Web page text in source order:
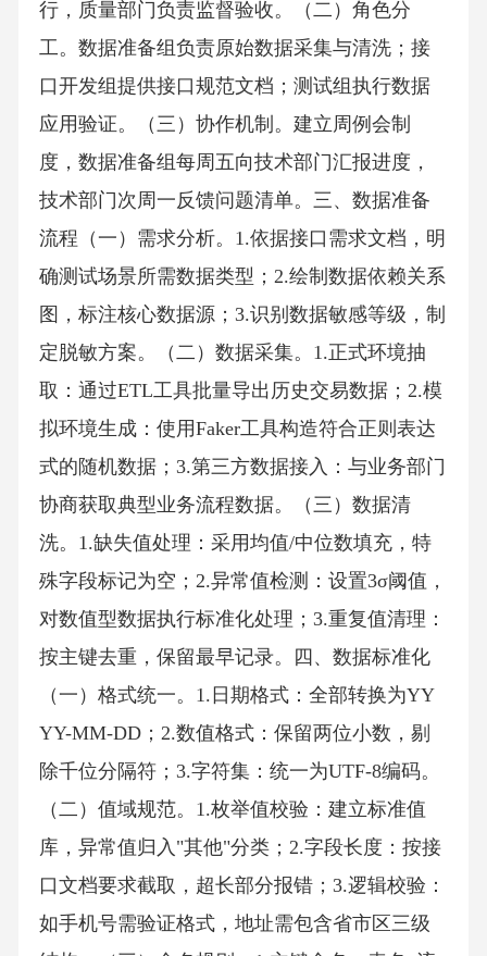
行，质量部门负责监督验收。（二）角色分
工。数据准备组负责原始数据采集与清洗；接
口开发组提供接口规范文档；测试组执行数据
应用验证。（三）协作机制。建立周例会制
度，数据准备组每周五向技术部门汇报进度，
技术部门次周一反馈问题清单。三、数据准备
流程（一）需求分析。1.依据接口需求文档，明
确测试场景所需数据类型；2.绘制数据依赖关系
图，标注核心数据源；3.识别数据敏感等级，制
定脱敏方案。（二）数据采集。1.正式环境抽
取：通过ETL工具批量导出历史交易数据；2.模
拟环境生成：使用Faker工具构造符合正则表达
式的随机数据；3.第三方数据接入：与业务部门
协商获取典型业务流程数据。（三）数据清
洗。1.缺失值处理：采用均值/中位数填充，特
殊字段标记为空；2.异常值检测：设置3σ阈值，
对数值型数据执行标准化处理；3.重复值清理：
按主键去重，保留最早记录。四、数据标准化
（一）格式统一。1.日期格式：全部转换为YY
YY-MM-DD；2.数值格式：保留两位小数，剔
除千位分隔符；3.字符集：统一为UTF-8编码。
（二）值域规范。1.枚举值校验：建立标准值
库，异常值归入"其他"分类；2.字段长度：按接
口文档要求截取，超长部分报错；3.逻辑校验：
如手机号需验证格式，地址需包含省市区三级